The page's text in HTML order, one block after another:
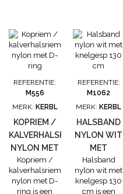
REFERENTIE:
M556
MERK: KERBL
KOPRIEM /
KALVERHALSRIEM
NYLON MET
D-RING
Kopriem /
kalverhalsriem
nylon met D-
ring is een
REFERENTIE:
M1062
MERK:KERBL
HALSBAND
NYLON WIT
MET
KNELGESP
130 CM
Halsband
nylon wit met
knelgesp 130
cm is een